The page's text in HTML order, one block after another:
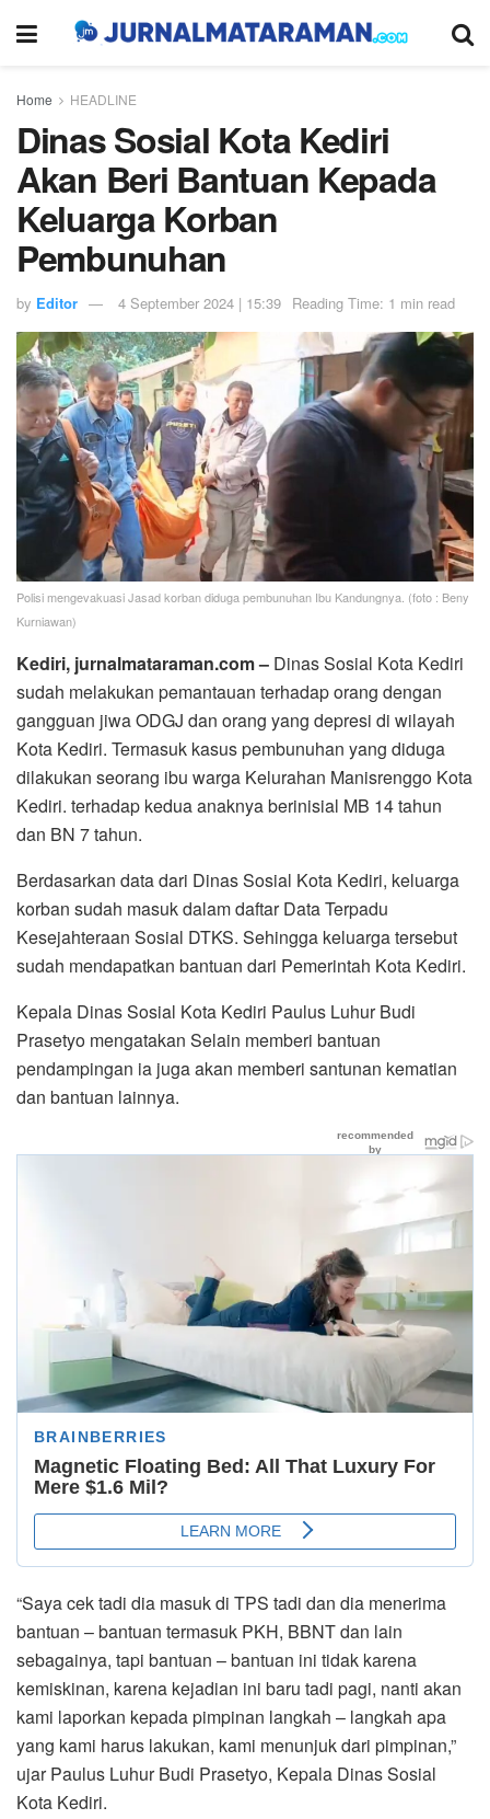
Home HEADLINE
Dinas Sosial Kota Kediri
Akan Beri Bantuan Kepada
Keluarga Korban
Pembunuhan
by Editor 4 September 2024 | 15:39 Reading Time: 1 min read
Polisi mengevakuasi Jasad korban diduga pembunuhan Ibu Kandungnya. (foto : Beny
Kurniawan)
Kediri, jurnalmataraman.com – Dinas Sosial Kota Kediri
sudah melakukan pemantauan terhadap orang dengan
gangguan jiwa ODGJ dan orang yang depresi di wilayah
Kota Kediri. Termasuk kasus pembunuhan yang diduga
dilakukan seorang ibu warga Kelurahan Manisrenggo Kota
Kediri. terhadap kedua anaknya berinisial MB 14 tahun
dan BN 7 tahun.
Berdasarkan data dari Dinas Sosial Kota Kediri, keluarga
korban sudah masuk dalam daftar Data Terpadu
Kesejahteraan Sosial DTKS. Sehingga keluarga tersebut
sudah mendapatkan bantuan dari Pemerintah Kota Kediri.
Kepala Dinas Sosial Kota Kediri Paulus Luhur Budi
Prasetyo mengatakan Selain memberi bantuan
pendampingan ia juga akan memberi santunan kematian
dan bantuan lainnya.
“Saya cek tadi dia masuk di TPS tadi dan dia menerima
bantuan – bantuan termasuk PKH, BBNT dan lain
sebagainya, tapi bantuan – bantuan ini tidak karena
kemiskinan, karena kejadian ini baru tadi pagi, nanti akan
kami laporkan kepada pimpinan langkah – langkah apa
yang kami harus lakukan, kami menunjuk dari pimpinan,”
ujar Paulus Luhur Budi Prasetyo, Kepala Dinas Sosial
Kota Kediri.